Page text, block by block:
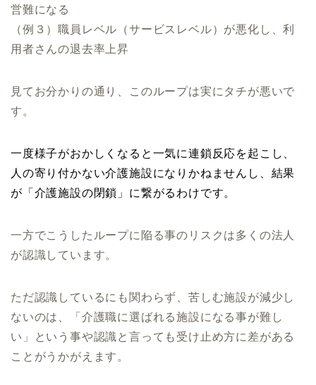
営難になる
（例３）職員レベル（サービスレベル）が悪化し、利
用者さんの退去率上昇
見てお分かりの通り、このループは実にタチが悪いで
す。
一度様子がおかしくなると一気に連鎖反応を起こし、
人の寄り付かない介護施設になりかねませんし、結果
が「介護施設の閉鎖」に繋がるわけです。
一方でこうしたループに陥る事のリスクは多くの法人
が認識しています。
ただ認識しているにも関わらず、苦しむ施設が減少し
ないのは、「介護職に選ばれる施設になる事が難し
い」という事や認識と言っても受け止め方に差がある
ことがうかがえます。